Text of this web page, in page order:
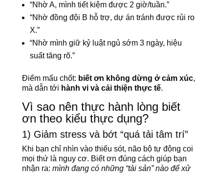
“Nhờ A, mình tiết kiệm được 2 giờ/tuần.”
“Nhờ đồng đội B hỗ trợ, dự án tránh được rủi ro
X.”
“Nhờ mình giữ kỷ luật ngủ sớm 3 ngày, hiệu
suất tăng rõ.”
Điểm mấu chốt: biết ơn không dừng ở cảm xúc,
mà dẫn tới hành vi và cải thiện thực tế.
Vì sao nên thực hành lòng biết
ơn theo kiểu thực dụng?
1) Giảm stress và bớt “quá tải tâm trí”
Khi bạn chỉ nhìn vào thiếu sót, não bộ tự động coi
mọi thứ là nguy cơ. Biết ơn đúng cách giúp bạn
nhận ra: mình đang có những “tài sản” nào để xử